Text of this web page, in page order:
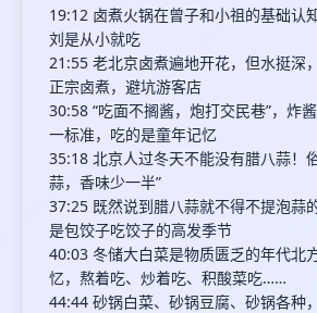
19:12 卤煮火锅在曾子和小祖的基础认
刘是从小就吃
21:55 老北京卤煮遍地开花，但水挺深
正宗卤煮，避坑游客店
30:58 “吃面不搁酱，炮打交民巷”，炸
一标准，吃的是童年记忆
35:18 北京人过冬天不能没有腊八蒜！
蒜，香味少一半”
37:25 既然说到腊八蒜就不得不提泡蒜
是包饺子吃饺子的高发季节
40:03 冬储大白菜是物质匮乏的年代北
忆，熬着吃、炒着吃、积酸菜吃……
44:44 砂锅白菜、砂锅豆腐、砂锅各种